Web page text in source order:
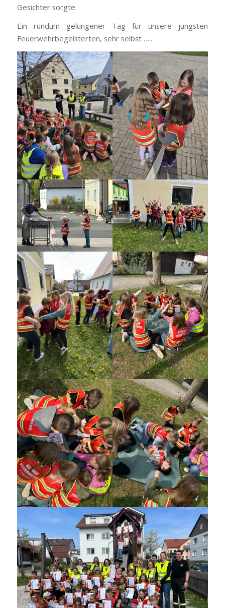
Gesichter sorgte.
Ein rundum gelungener Tag für unsere jüngsten
Feuerwehrbegeisterten, sehr selbst …..